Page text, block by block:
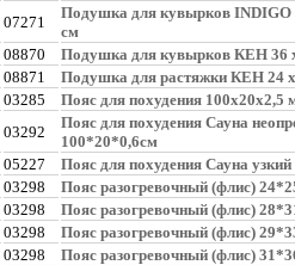
07271
Подушка для кувырков INDIGO
см
08870 Подушка для кувырков КЕН 36
08871 Подушка для растяжки КЕН 24
03285 Пояс для похудения 100х20х2,5
03292
Пояс для похудения Сауна
100*20*0,6см
05227 Пояс для похудения Сауна
03298 Пояс разогревочный (флис)
03298 Пояс разогревочный (флис)
03298 Пояс разогревочный (флис)
03298 Пояс разогревочный (флис)